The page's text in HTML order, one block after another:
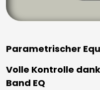
Parametrischer
Volle Kontrolle
Band EQ